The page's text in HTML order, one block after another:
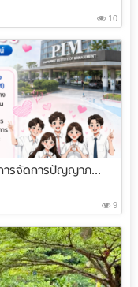
10
ารจัดการปัญญาภ...
9